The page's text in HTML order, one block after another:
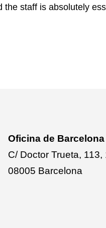
the staff is absolutely
Oficina de Barcelona
C/ Doctor Trueta, 113,
08005 Barcelona